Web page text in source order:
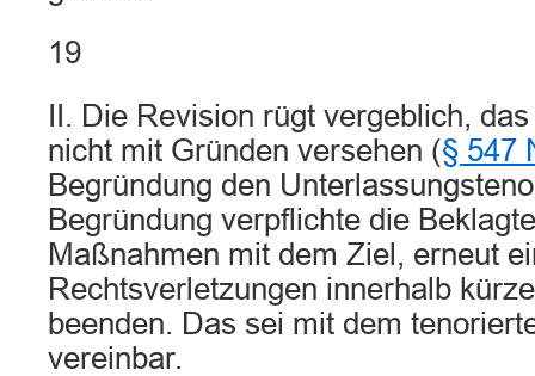
19
II. Die Revision rügt vergeblich,
nicht mit Gründen versehen (§ 547
Begründung den
Begründung verpflichte die
Maßnahmen mit dem Ziel, erneut
Rechtsverletzungen innerhalb
beenden. Das sei mit dem
vereinbar.